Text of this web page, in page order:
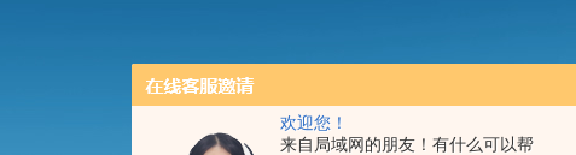
欢迎您！
来自局域网的朋友！有什么可以帮